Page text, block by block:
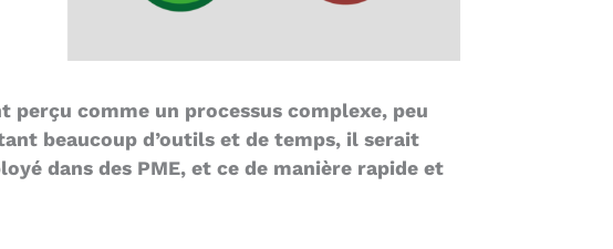
perçu comme un processus complexe, peu
beaucoup d’outils et de temps, il serait
dans des PME, et ce de manière rapide et